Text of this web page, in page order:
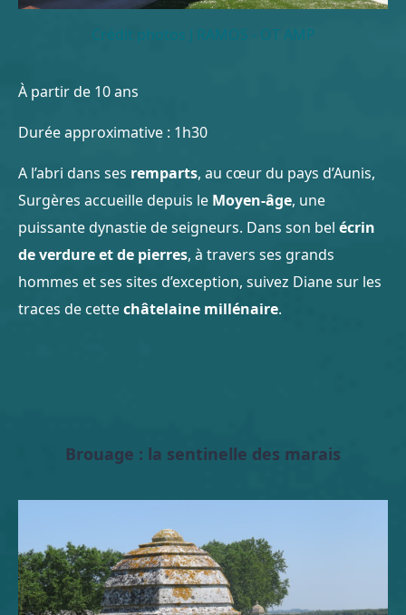
Crédit photos J RAMOS - OT AMP
À partir de 10 ans
Durée approximative : 1h30
A l’abri dans ses remparts, au cœur du pays d’Aunis,
Surgères accueille depuis le Moyen-âge, une
puissante dynastie de seigneurs. Dans son bel écrin
de verdure et de pierres, à travers ses grands
hommes et ses sites d’exception, suivez Diane sur les
traces de cettechâtelaine millénaire.
Brouage : la sentinelle des marais